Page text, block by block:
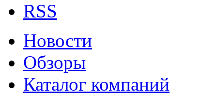
RSS
Новости
Обзоры
Каталог компаний